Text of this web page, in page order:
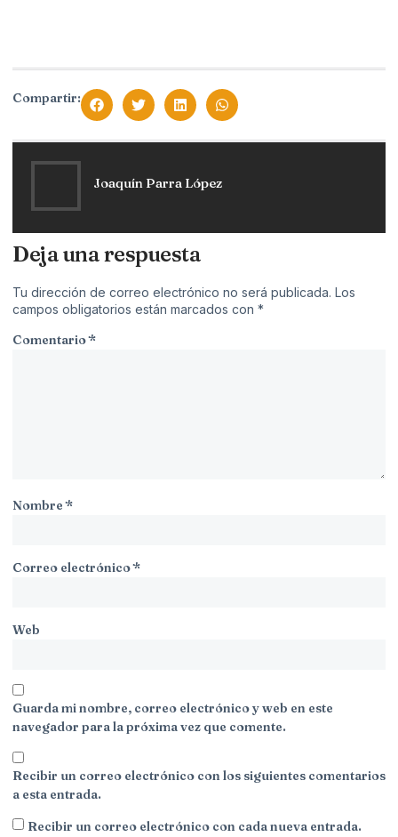
Compartir:
Joaquín Parra López
Deja una respuesta
Tu dirección de correo electrónico no será publicada. Los
campos obligatorios están marcados con *
Comentario*
Nombre*
Correo electrónico*
Web
Guarda mi nombre, correo electrónico y web en este
navegador para la próxima vez que comente.
Recibir un correo electrónico con los siguientes comentarios
a esta entrada.
Recibir un correo electrónico con cada nueva entrada.